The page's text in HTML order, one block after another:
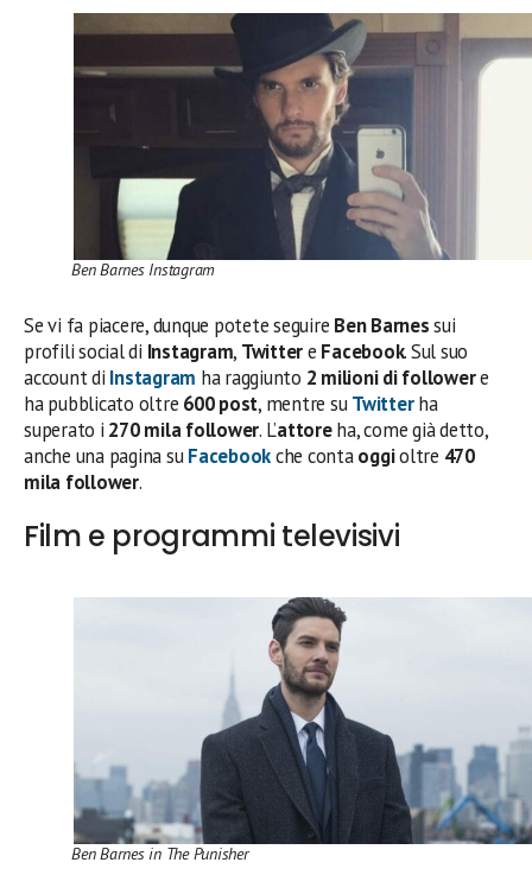
Ben Barnes Instagram
Se vi fa piacere, dunque potete seguire Ben Barnessui
profili social di Instagram, Twittere Facebook. Sul suo
account di Instagram ha raggiunto 2 milioni di followere
ha pubblicato oltre 600 post, mentre suTwitterha
superato i 270 mila follower. L’attoreha, come già detto,
anche una pagina suFacebookche contaoggioltre 470
mila follower.
Film e programmi televisivi
Ben Barnes in The Punisher